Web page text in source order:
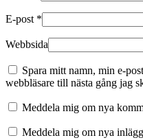
E-post *
Webbsida
Spara mitt namn, min e-
webbläsare till nästa gång jag
Meddela mig om nya
Meddela mig om nya